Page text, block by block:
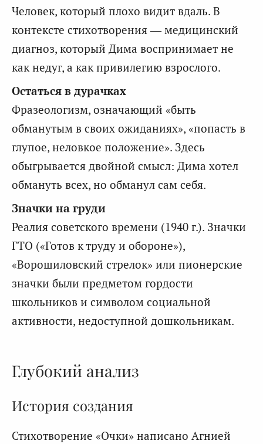
Человек, который плохо видит вдаль. В
контексте стихотворения — медицинский
диагноз, который Дима воспринимает не
как недуг, а как привилегию взрослого.
Остаться в дурачках
Фразеологизм, означающий «быть
обманутым в своих ожиданиях», «попасть в
глупое, неловкое положение». Здесь
обыгрывается двойной смысл: Дима хотел
обмануть всех, но обманул сам себя.
Значки на груди
Реалия советского времени (1940 г.). Значки
ГТО («Готов к труду и обороне»),
«Ворошиловский стрелок» или пионерские
значки были предметом гордости
школьников и символом социальной
активности, недоступной дошкольникам.
Глубокий анализ
История создания
Стихотворение «Очки» написано Агнией